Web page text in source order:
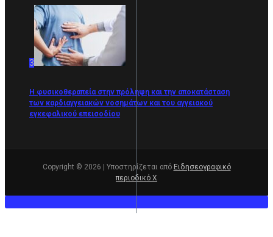
3
Η φυσικοθεραπεία στην πρόληψη και την αποκατάσταση
των καρδιαγγειακών νοσημάτων και του αγγειακού
εγκεφαλικού επεισοδίου
Copyright © 2026 | Υποστηρίζεται από Ειδησεογραφικό
περιοδικό Χ